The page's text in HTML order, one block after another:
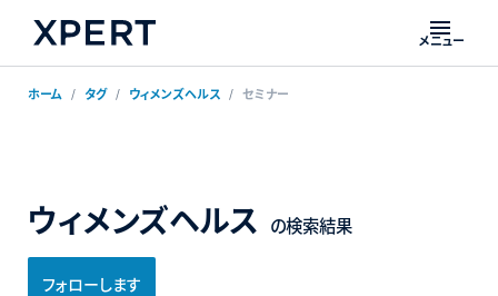
メニュー
ホーム タグ ウィメンズヘルス セミナー
ウィメンズヘルス の検索結果
フォローします